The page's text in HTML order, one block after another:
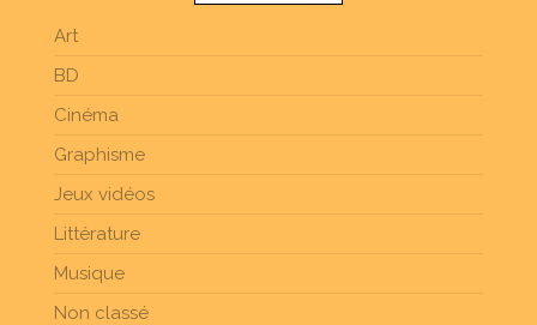
Art
BD
Cinéma
Graphisme
Jeux vidéos
Littérature
Musique
Non classé